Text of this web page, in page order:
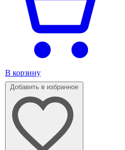
В корзину
Добавить в избранное